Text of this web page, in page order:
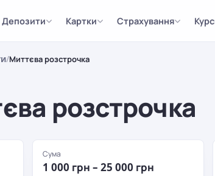
Депозити Картки Страхування
/Миттєва розстрочка
розстрочка
Сума
1 000 грн – 25 000 грн